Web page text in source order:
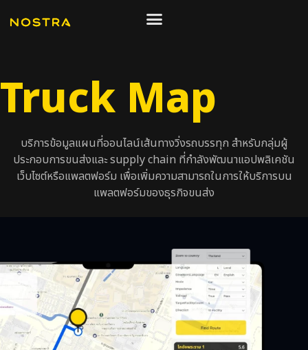
Truck Map
บริการข้อมูลแผนที่ออนไลน์เส้นทางวิ่งรถบรรทุก สำหรับกลุ่มผู้
ประกอบการขนส่งและ supply chain ที่กำลังพัฒนาแอปพลิเคชัน
เว็บไซต์หรือแพลตฟอร์ม เพื่อเพิ่มความสามารถในการให้บริการบน
แพลตฟอร์มของธุรกิจขนส่ง